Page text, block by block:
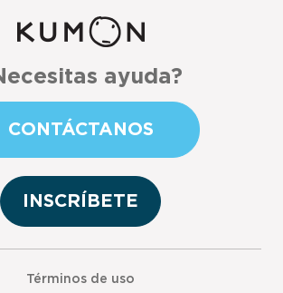
ayuda?
CONTÁCTANOS
INSCRÍBETE
Términos de uso